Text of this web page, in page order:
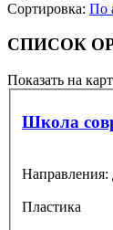
Сортировка: По
СПИСОК
Показать на
Школа
Направления:
Пластика